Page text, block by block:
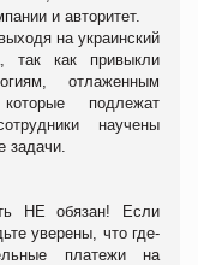
и авторитет.
на украинский
так как привыкли
отлаженным
подлежат
научены
задачи.
НЕ обязан! Если
уверены, что где-
платежи на